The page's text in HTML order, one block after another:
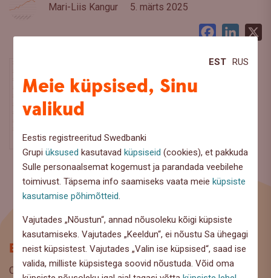
EST RUS
Meie küpsised, Sinu
valikud
Eestis registreeritud Swedbanki
Grupiüksused kasutavadküpsiseid (cookies), et pakkuda
Sulle personaalsemat kogemust ja parandada veebilehe
toimivust. Täpsema info saamiseks vaata meieküpsiste
kasutamise põhimõtteid
Vajutades „Nõustun“, annad nõusoleku kõigi küpsiste
kasutamiseks. Vajutades „Keeldun“, ei nõustu Sa ühegagi
neist küpsistest. Vajutades „Valin ise küpsised“, saad ise
valida, milliste küpsistega soovid nõustuda. Võid oma
Mari-Liis Kangur 5. märts 2025
Facebook
Blogi
Oled Swedbanki blogi lehel, kus pakume lugejaile huvitavat